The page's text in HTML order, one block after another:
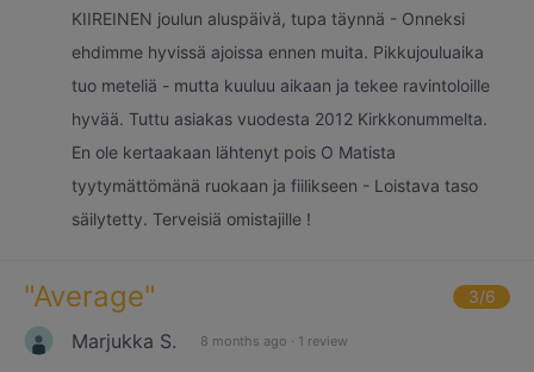
KIIREINEN joulun aluspäivä, tupa täynnä - Onneksi
ehdimme hyvissä ajoissa ennen muita. Pikkujouluaika
tuo meteliä - mutta kuuluu aikaan ja tekee ravintoloille
hyvää. Tuttu asiakas vuodesta 2012 Kirkkonummelta.
En ole kertaakaan lähtenyt pois O Matista
tyytymättömänä ruokaan ja fiilikseen - Loistava taso
säilytetty. Terveisiä omistajille !
"Average" 3/6
Marjukka S. 8 months ago · 1 review